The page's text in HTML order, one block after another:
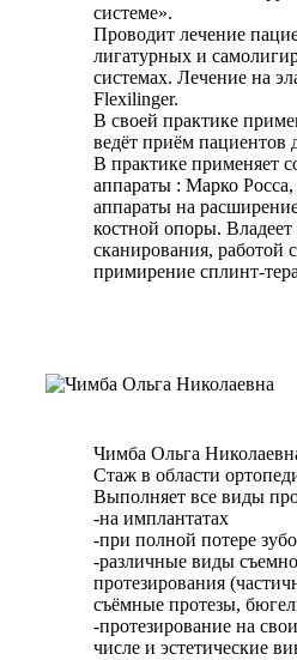
системе».
Проводит лечение
лигатурных и
системах. Лечение на
Flexilinger.
В своей практике
ведёт приём пациентов
В практике применяет
аппараты : Марко
аппараты на
костной опоры.
сканирования, работой
примирение сплинт-
Чимба Ольга
Стаж в области
Выполняет все виды
-на имплантатах
-при полной потере
-различные виды
протезирования
съёмные протезы,
-протезирование на
числе и эстетические